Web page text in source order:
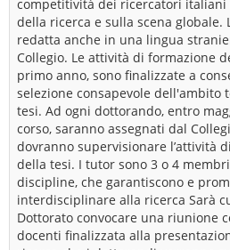
competitività dei ricercatori italiani
della ricerca e sulla scena globale.
redatta anche in una lingua
Collegio. Le attività di formazione
primo anno, sono finalizzate a
selezione consapevole dell'ambito
tesi. Ad ogni dottorando, entro
corso, saranno assegnati dal
dovranno supervisionare l’attività
della tesi. I tutor sono 3 o 4
discipline, che garantiscono e
interdisciplinare alla ricerca Sarà
Dottorato convocare una riunione
docenti finalizzata alla